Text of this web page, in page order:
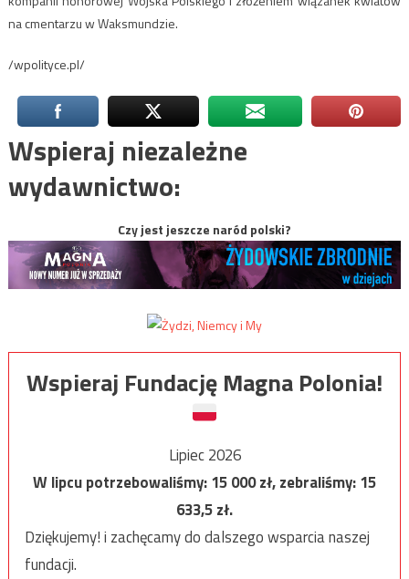
na cmentarzu w Waksmundzie.
/wpolityce.pl/
Wspieraj niezależne
wydawnictwo:
Czy jest jeszcze naród polski?
Wspieraj Fundację Magna Polonia!
Lipiec 2026
W lipcu potrzebowaliśmy:15 000zł, zebraliśmy:15
633,5zł.
Dziękujemy! i zachęcamy do dalszego wsparcia naszej
fundacji.